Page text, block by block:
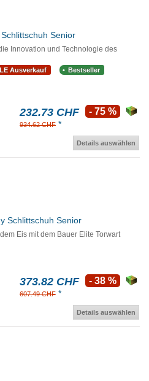
Senior
Innovation und Technologie des
Ausverkauf Bestseller
232.73 CHF
934.62 CHF *
- 75 %
Details auswählen
Schlittschuh Senior
Eis mit dem Bauer Elite Torwart
373.82 CHF
607.49 CHF *
- 38 %
Details auswählen